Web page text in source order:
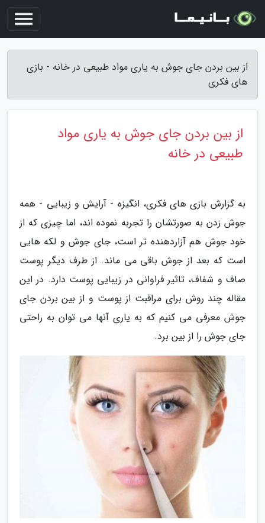
از بین بردن جای جوش به یاری مواد طبیعی در خانه - بازی
های فکری
از بین بردن جای جوش به یاری مواد
طبیعی در خانه
به گزارش بازی های فکری، انگیزه - آرایش و زیبایی - همه
جوش زدن به صورتشان را تجربه نموده اند، اما چیزی که از
خود جوش هم آزاردهنده تر است، جای جوش و لکه هایی
است که بعد از جوش باقی می ماند. از طرف دیگر پوست
صاف و شفاف، تاثیر فراوانی در زیبایی پوست دارد. در این
مقاله چند روش برای مراقبت از پوست و از بین بردن جای
جوش معرفی می کنیم که به یاری آنها می توان به راحتی
جای جوش را از بین برد.